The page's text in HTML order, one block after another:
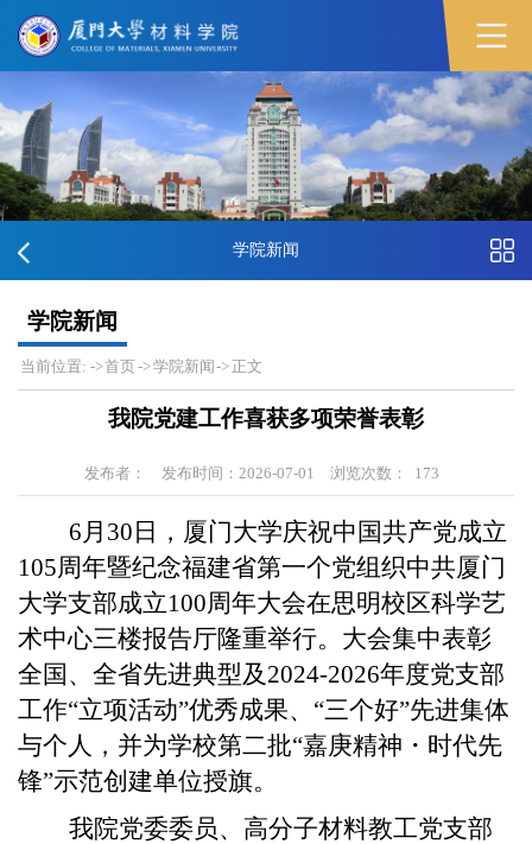
学院新闻
学院新闻
当前位置: ->首页 ->学院新闻 -> 正文
我院党建工作喜获多项荣誉表彰
发布者： 发布时间：2026-07-01 浏览次数： 173
6月 30 日，厦门大学庆祝中国共产党成立
105周年暨纪念福建省第一个党组织中共厦门
大学支部成立100周年大会在思明校区科学艺
术中心三楼报告厅隆重举行。大会集中表彰
全国、全省先进典型及 2024-2026年度党支部
工作“立项活动”优秀成果、“三个好”先进集体
与个人，并为学校第二批“嘉庚精神 ・ 时代先
锋”示范创建单位授旗。
我院党委委员、高分子材料教工党支部